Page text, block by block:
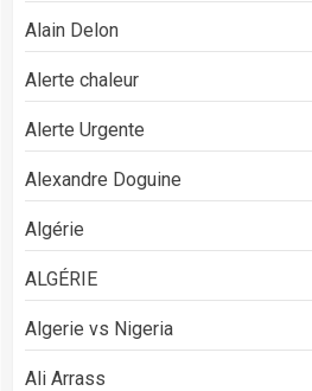
Alain Delon
Alerte chaleur
Alerte Urgente
Alexandre Doguine
Algérie
ALGÉRIE
Algerie vs Nigeria
Ali Arrass